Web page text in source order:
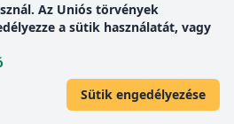
© 2012 Debreceni Egyetem
Az Uniós törvények
a sütik használatát, vagy
Sütik engedélyezése